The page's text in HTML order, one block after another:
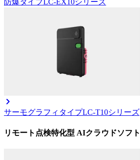
サーモグラフィタイプLC-T10シリーズ
リモート点検特化型 AIクラウドソフト